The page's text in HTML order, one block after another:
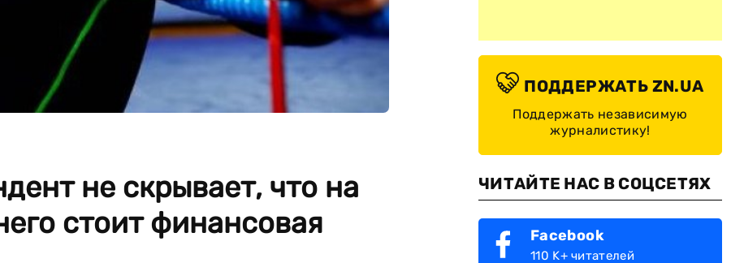
не скрывает, что на
стоит финансовая
ПОДДЕРЖАТЬ ZN.UA
Поддержать независимую
журналистику!
ЧИТАЙТЕ НАС В СОЦСЕТЯХ
Facebook
110 K+ читателей